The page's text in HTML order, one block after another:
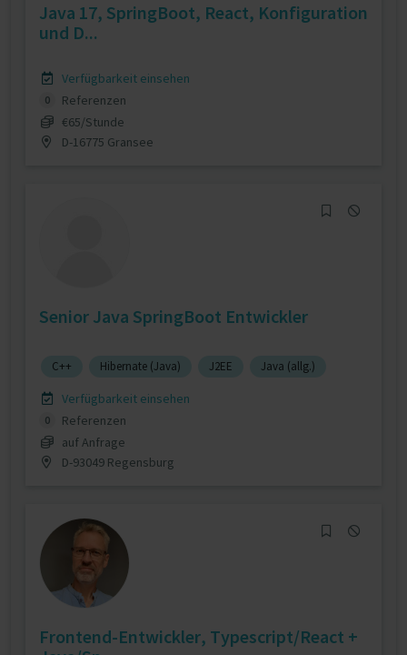
Java 17, SpringBoot, React, Konfiguration
und D...
Verfügbarkeit einsehen
0
Referenzen
€65/Stunde
D-16775 Gransee
Senior Java SpringBoot Entwickler
C++ Hibernate (Java) J2EE Java (allg.)
Verfügbarkeit einsehen
0
Referenzen
auf Anfrage
D-93049 Regensburg
Frontend-Entwickler, Typescript/React +